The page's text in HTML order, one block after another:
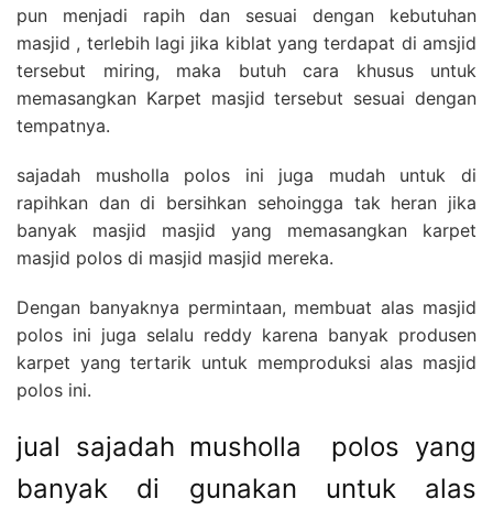
pun menjadi rapih dan sesuai dengan kebutuhan
masjid , terlebih lagi jika kiblat yang terdapat di amsjid
tersebut miring, maka butuh cara khusus untuk
memasangkan Karpet masjid tersebut sesuai dengan
tempatnya.
sajadah musholla polos ini juga mudah untuk di
rapihkan dan di bersihkan sehoingga tak heran jika
banyak masjid masjid yang memasangkan karpet
masjid polos di masjid masjid mereka.
Dengan banyaknya permintaan, membuat alas masjid
polos ini juga selalu reddy karena banyak produsen
karpet yang tertarik untuk memproduksi alas masjid
polos ini.
jual sajadah musholla polos yang
banyak di gunakan untuk alas